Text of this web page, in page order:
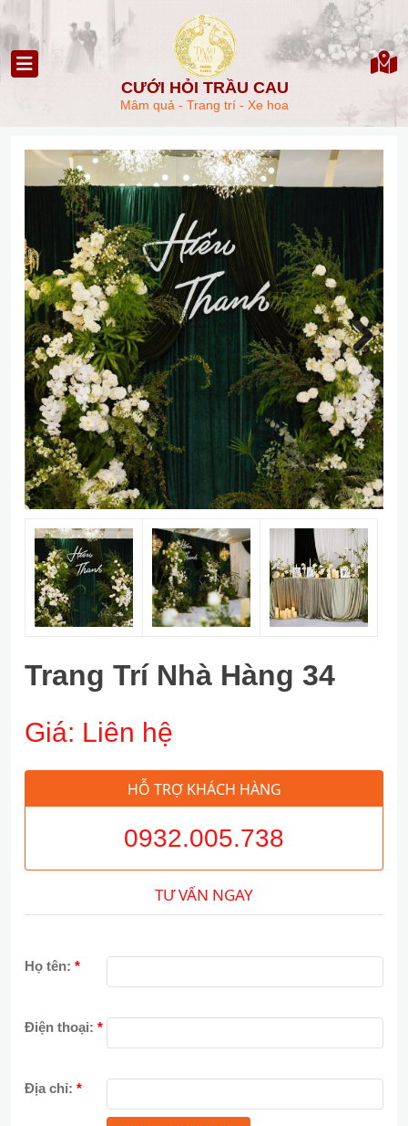
CƯỚI HỎI TRẦU CAU
Mâm quả - Trang trí - Xe hoa
Next
Trang Trí Nhà Hàng 34
Giá: Liên hệ
HỖ TRỢ KHÁCH HÀNG
0932.005.738
TƯ VẤN NGAY
Họ tên: *
Điện thoại: *
Địa chỉ: *